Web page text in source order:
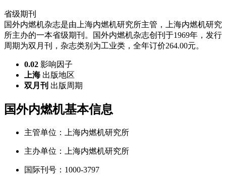
省级期刊
国外内燃机杂志是由上海内燃机研究所主管，上海内燃机研究
所主办的一本省级期刊。国外内燃机杂志创刊于1969年，发行
周期为双月刊，杂志类别为工业类，全年订价264.00元。
0.02 影响因子
上海 出版地区
双月刊 出版周期
国外内燃机基本信息
主管单位： 上海内燃机研究所
主办单位： 上海内燃机研究所
国际刊号： 1000-3797